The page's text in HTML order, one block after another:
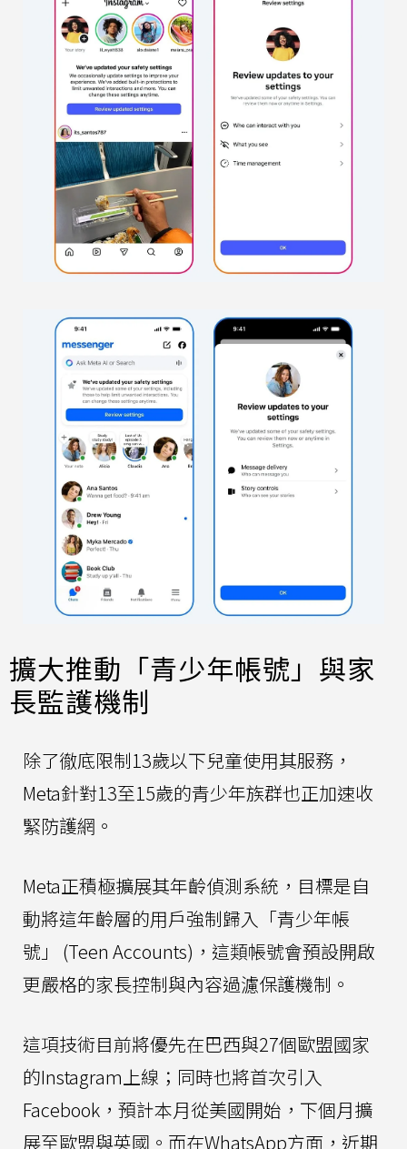
擴大推動「青少年帳號」與家
長監護機制
除了徹底限制13歲以下兒童使用其服務，
Meta針對13至15歲的青少年族群也正加速收
緊防護網。
Meta正積極擴展其年齡偵測系統，目標是自
動將這年齡層的用戶強制歸入「青少年帳
號」 (Teen Accounts)，這類帳號會預設開啟
更嚴格的家長控制與內容過濾保護機制。
這項技術目前將優先在巴西與27個歐盟國家
的Instagram上線；同時也將首次引入
Facebook，預計本月從美國開始，下個月擴
展至歐盟與英國。而在WhatsApp方面，近期